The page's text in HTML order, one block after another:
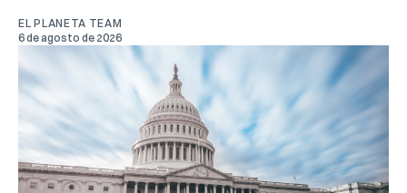
EL PLANETA TEAM
6 de agosto de 2026